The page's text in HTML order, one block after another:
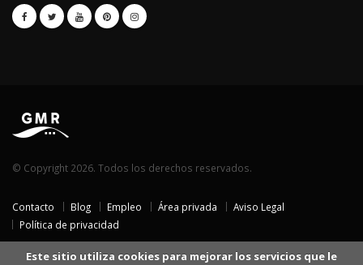
© Copyright 2026. Todos los derechos reservados.
Contacto Blog Empleo Área privada
Aviso Legal
Política de privacidad
Este sitio utiliza cookies para mejorar los servicios que le